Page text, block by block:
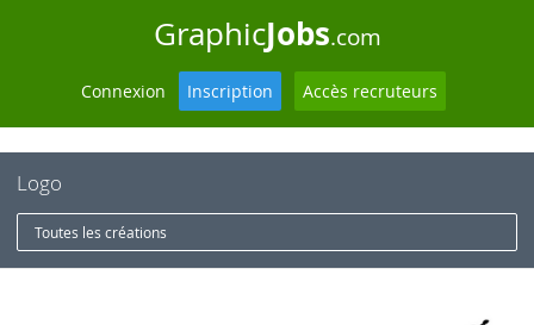
GraphicJobs.com
Connexion Inscription Accès recruteurs
Logo
Toutes les créations